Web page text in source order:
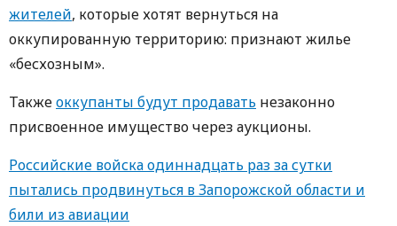
жителей, которые хотят вернуться на
оккупированную территорию: признают жилье
«бесхозным».
Такжеоккупанты будут продавать незаконно
присвоенное имущество через аукционы.
Российские войска одиннадцать раз за сутки
пытались продвинуться в Запорожской области и
били из авиации